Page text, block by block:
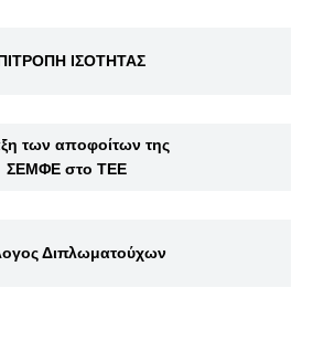
ΙΣΟΤΗΤΑΣ
των αποφοίτων της
ΣΕΜΦΕ στο ΤΕΕ
Διπλωματούχων